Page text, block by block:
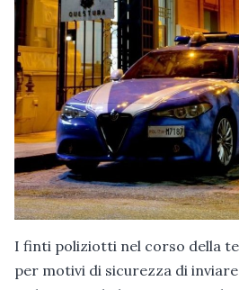
I finti poliziotti nel corso della
per motivi di sicurezza di